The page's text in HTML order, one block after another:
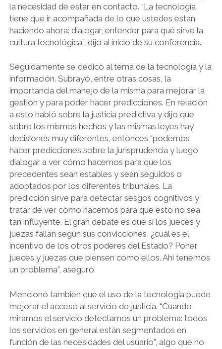
la necesidad de estar en contacto. “La tecnología
tiene que ir acompañada de lo que ustedes están
haciendo ahora: dialogar, entender para qué sirve la
cultura tecnológica”, dijo al inicio de su conferencia.
Seguidamente se dedicó al tema de la tecnología y la
información. Subrayó, entre otras cosas, la
importancia del manejo de la misma para mejorar la
gestión y para poder hacer predicciones. En relación
a esto habló sobre la justicia predictiva y dijo que
sobre los mismos hechos y las mismas leyes hay
decisiones muy diferentes, entonces “podemos
hacer predicciones sobre la jurisprudencia y luego
dialogar a ver cómo hacemos para que los
precedentes sean estables y sean seguidos o
adoptados por los diferentes tribunales. La
predicción sirve para detectar sesgos cognitivos y
tratar de ver cómo hacemos para que esto no sea
tan influyente. El gran debate es que si los jueces y
juezas fallan según sus convicciones, ¿cuál es el
incentivo de los otros poderes del Estado? Poner
jueces y juezas que piensen como ellos. Ahí tenemos
un problema”, aseguró.
Mencionó también que el uso de la tecnología puede
mejorar el acceso al servicio de justicia. “Cuando
miramos el servicio detectamos un problema: todos
los servicios en general están segmentados en
función de las necesidades del usuario”, algo que no